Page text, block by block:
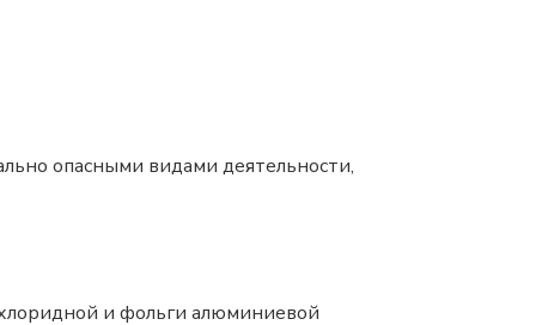
опасными видами деятельности,
и фольги алюминиевой